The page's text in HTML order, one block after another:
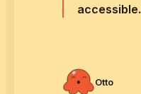
accessible.
Otto